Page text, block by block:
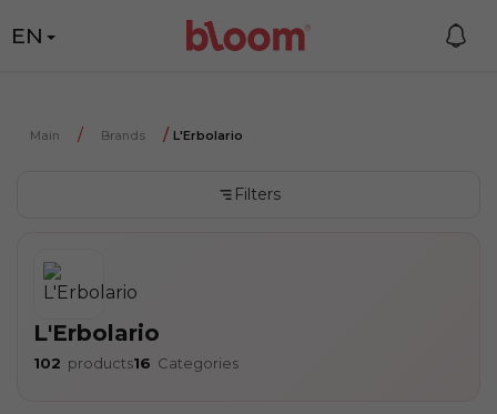
EN
Main Brands L'Erbolario
Filters
L'Erbolario
102 products16 Categories